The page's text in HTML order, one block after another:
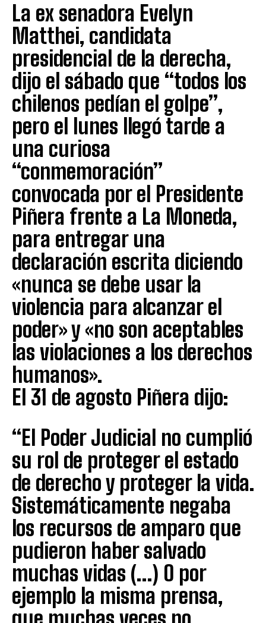
La ex senadora Evelyn
Matthei, candidata
presidencial de la derecha,
dijo el sábado que “todos los
chilenos pedían el golpe”,
pero el lunes llegó tarde a
una curiosa
“conmemoración”
convocada por el Presidente
Piñera frente a La Moneda,
para entregar una
declaración escrita diciendo
«nunca se debe usar la
violencia para alcanzar el
poder» y «no son aceptables
las violaciones a los derechos
humanos».
El 31 de agosto Piñera dijo:
“El Poder Judicial no cumplió
su rol de proteger el estado
de derecho y proteger la vida.
Sistemáticamente negaba
los recursos de amparo que
pudieron haber salvado
muchas vidas (…) O por
ejemplo la misma prensa,